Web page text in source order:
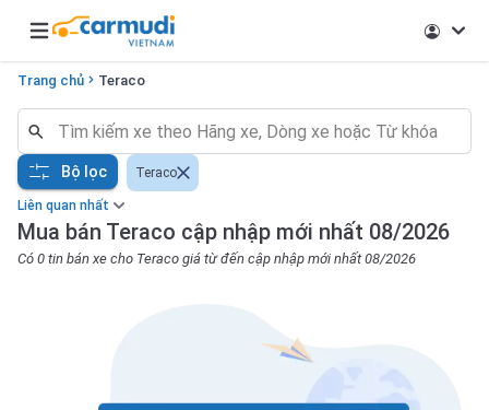
Open main menu
Trang chủ Teraco
Liên quan nhất
Mua bán Teraco cập nhập mới nhất 08/2026
Có 0 tin bán xe cho Teraco giá từ đến cập nhập mới nhất 08/2026
Bộ lọc Teraco